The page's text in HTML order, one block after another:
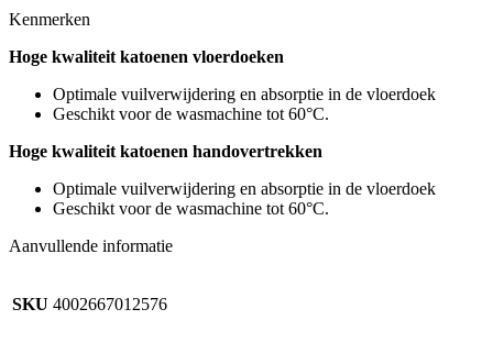
Kenmerken
Hoge kwaliteit katoenen vloerdoeken
Optimale vuilverwijdering en absorptie in de vloerdoek
Geschikt voor de wasmachine tot 60°C.
Hoge kwaliteit katoenen handovertrekken
Optimale vuilverwijdering en absorptie in de vloerdoek
Geschikt voor de wasmachine tot 60°C.
Aanvullende informatie
SKU 4002667012576